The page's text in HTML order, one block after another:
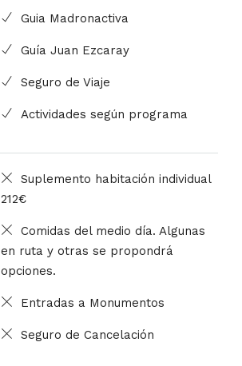
Guia Madronactiva
Guía Juan Ezcaray
Seguro de Viaje
Actividades según programa
Suplemento habitación individual
212€
Comidas del medio día. Algunas
en ruta y otras se propondrá
opciones.
Entradas a Monumentos
Seguro de Cancelación